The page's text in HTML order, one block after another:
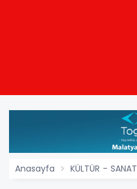
Anasayfa KÜLTÜR - SANAT